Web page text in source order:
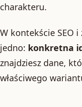
charakteru.
W kontekście SEO
jedno: konkretna
znajdziesz dane,
właściwego